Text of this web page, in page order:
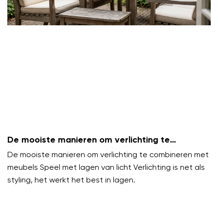
De mooiste manieren om verlichting te
combineren met meubels
De mooiste manieren om verlichting te combineren met
meubels Speel met lagen van licht Verlichting is net als
styling, het werkt het best in lagen.